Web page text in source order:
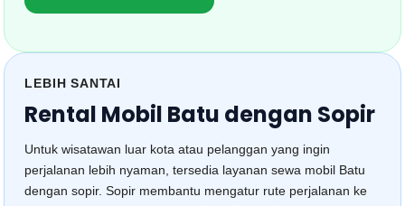
LEBIH SANTAI
Rental Mobil Batu dengan Sopir
Untuk wisatawan luar kota atau pelanggan yang ingin
perjalanan lebih nyaman, tersedia layanan sewa mobil Batu
dengan sopir. Sopir membantu mengatur rute perjalanan ke